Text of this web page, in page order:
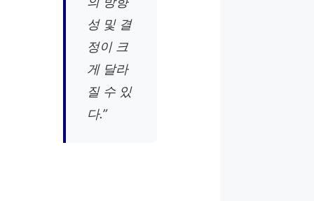
성 및 결
정이 크
게 달라
질 수 있
다.”